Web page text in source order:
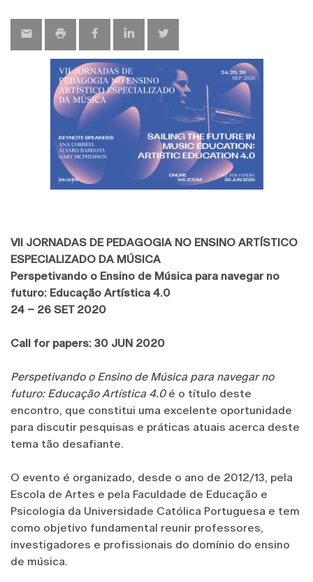
VII JORNADAS DE PEDAGOGIA NO ENSINO ARTÍSTICO
ESPECIALIZADO DA MÚSICA
Perspetivando o Ensino de Música para navegar no
futuro: Educação Artística 4.0
24 – 26 SET 2020
Call for papers: 30 JUN 2020
Perspetivando o Ensino de Música para navegar no
futuro: Educação Artística 4.0é o título deste
encontro, que constitui uma excelente oportunidade
para discutir pesquisas e práticas atuais acerca deste
tema tão desafiante.
O evento é organizado, desde o ano de 2012/13, pela
Escola de Artes e pela Faculdade de Educação e
Psicologia da Universidade Católica Portuguesa e tem
como objetivo fundamental reunir professores,
investigadores e profissionais do domínio do ensino
de música.